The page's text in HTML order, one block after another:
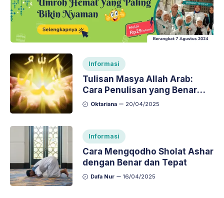
Informasi
Tulisan Masya Allah Arab:
Cara Penulisan yang Benar
dan Indah
Oktariana 20/04/2025
Informasi
Cara Mengqodho Sholat Ashar
dengan Benar dan Tepat
Dafa Nur 16/04/2025